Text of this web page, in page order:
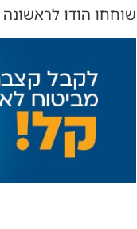
שוחחו הודו